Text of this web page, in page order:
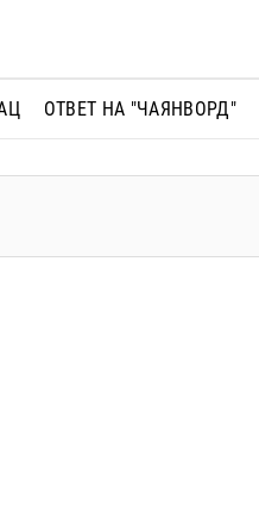
ОТВЕТ НА "ЧАЯНВОРД"